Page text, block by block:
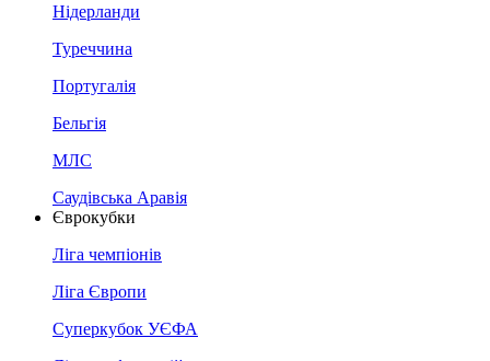
Нідерланди
Туреччина
Португалія
Бельгія
МЛС
Саудівська Аравія
Єврокубки
Ліга чемпіонів
Ліга Європи
Суперкубок УЄФА